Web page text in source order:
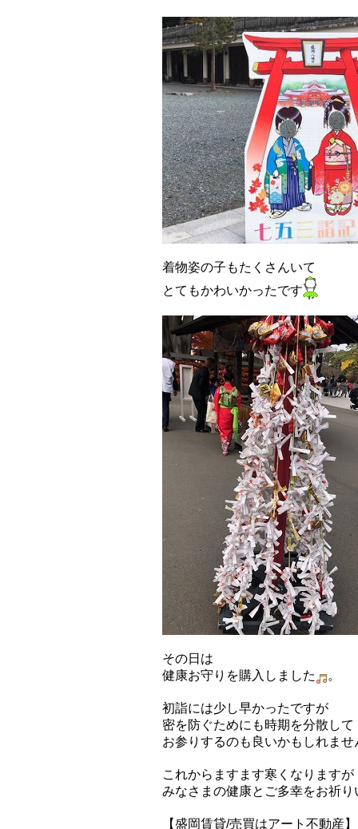
着物姿の子もたくさんいて
とてもかわいかったです
その日は
健康お守りを購入しました
。
初詣には少し早かったですが
密を防ぐためにも時期を分散して
お参りするのも良いかもしれませ
これからますます寒くなりますが
みなさまの健康とご多幸をお祈り
【盛岡賃貸/売買はアート不動産】